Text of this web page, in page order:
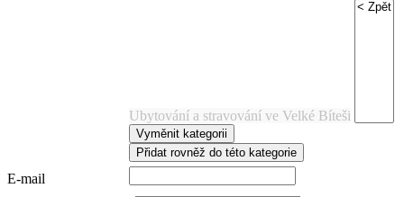
Ubytování a stravování ve Velké Bíteši
E-mail